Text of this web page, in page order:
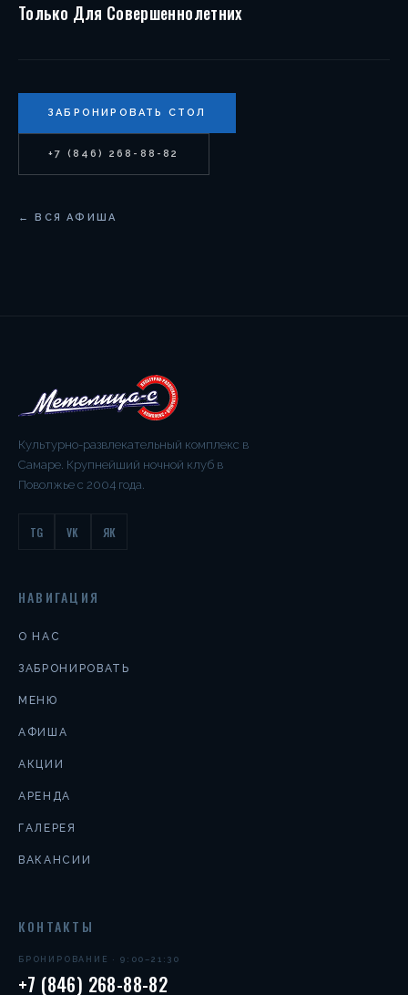
Только Для Совершеннолетних
ЗАБРОНИРОВАТЬ СТОЛ
+7 (846) 268-88-82
← ВСЯ АФИША
Культурно-развлекательный комплекс в
Самаре. Крупнейший ночной клуб в
Поволжье с 2004 года.
TG VK ЯК
НАВИГАЦИЯ
О НАС
ЗАБРОНИРОВАТЬ
МЕНЮ
АФИША
АКЦИИ
АРЕНДА
ГАЛЕРЕЯ
ВАКАНСИИ
КОНТАКТЫ
БРОНИРОВАНИЕ · 9:00–21:30
+7 (846) 268-88-82